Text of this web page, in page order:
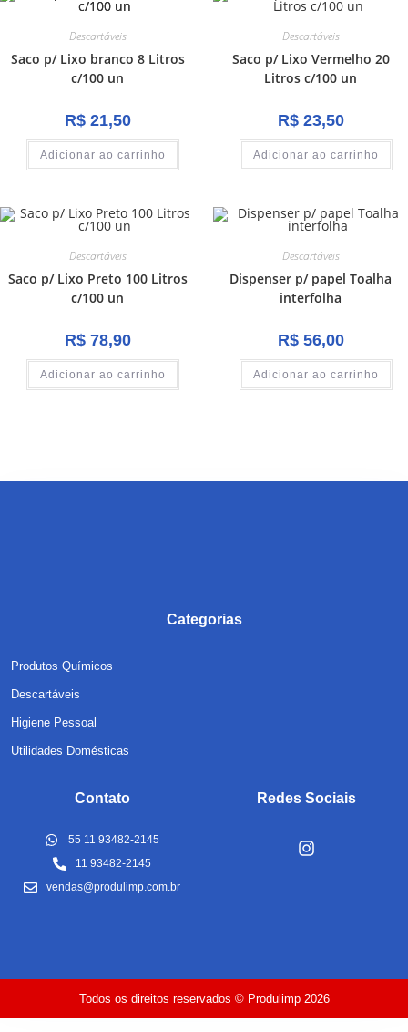
Descartáveis
Saco p/ Lixo branco 8 Litros
c/100 un
R$21,50
Adicionar ao carrinho
Descartáveis
Saco p/ Lixo Vermelho 20
Litros c/100 un
R$23,50
Adicionar ao carrinho
Descartáveis
Saco p/ Lixo Preto 100 Litros
c/100 un
R$78,90
Adicionar ao carrinho
Descartáveis
Dispenser p/ papel Toalha
interfolha
R$56,00
Adicionar ao carrinho
Categorias
Produtos Químicos
Descartáveis
Higiene Pessoal
Utilidades Domésticas
Contato
55 11 93482-2145
11 93482-2145
vendas@produlimp.com.br
Redes Sociais
Todos os direitos reservados © Produlimp 2026